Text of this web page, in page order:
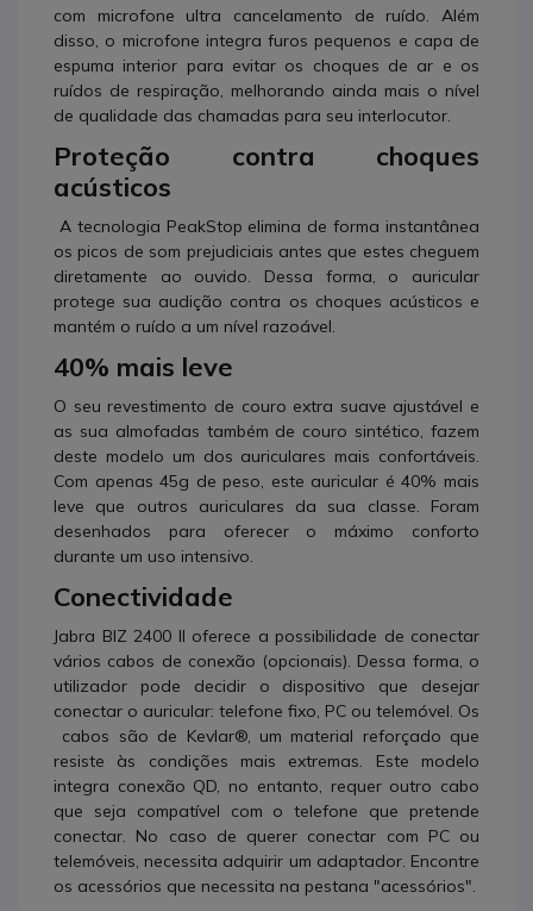
com microfone ultra cancelamento de ruído. Além
disso, o microfone integra furos pequenos e capa de
espuma interior para evitar os choques de ar e os
ruídos de respiração, melhorando ainda mais o nível
de qualidade das chamadas para seu interlocutor.
Proteção contra choques
acústicos
A tecnologia PeakStop elimina de forma instantânea
os picos de som prejudiciais antes que estes cheguem
diretamente ao ouvido. Dessa forma, o auricular
protege sua audição contra os choques acústicos e
mantém o ruído a um nível razoável.
40% mais leve
O seu revestimento de couro extra suave ajustável e
as sua almofadas também de couro sintético, fazem
deste modelo um dos auriculares mais confortáveis.
Com apenas 45g de peso, este auricular é 40% mais
leve que outros auriculares da sua classe. Foram
desenhados para oferecer o máximo conforto
durante um uso intensivo.
Conectividade
Jabra BIZ 2400 II oferece a possibilidade de conectar
vários cabos de conexão (opcionais). Dessa forma, o
utilizador pode decidir o dispositivo que desejar
conectar o auricular: telefone fixo, PC ou telemóvel. Os
cabos são de Kevlar®, um material reforçado que
resiste às condições mais extremas. Este modelo
integra conexão QD, no entanto, requer outro cabo
que seja compatível com o telefone que pretende
conectar. No caso de querer conectar com PC ou
telemóveis, necessita adquirir um adaptador. Encontre
os acessórios que necessita na pestana "acessórios".